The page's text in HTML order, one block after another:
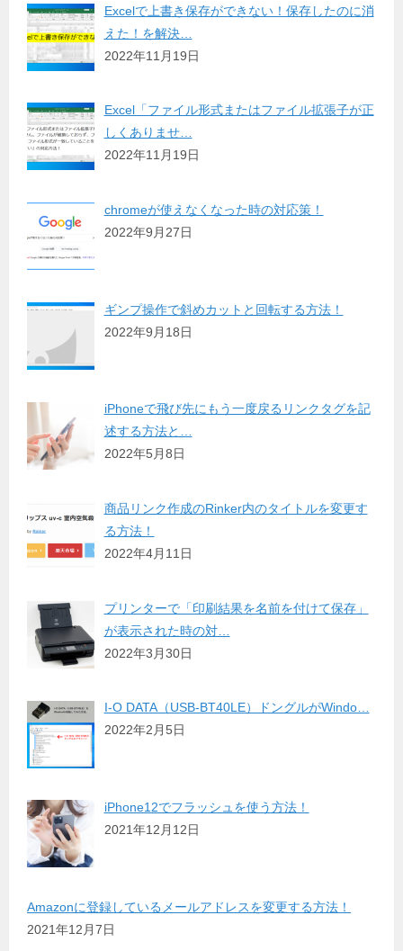
Excelで上書き保存ができない！保存したのに消
えた！を解決…
2022年11月19日
Excel「ファイル形式またはファイル拡張子が正
しくありませ…
2022年11月19日
chromeが使えなくなった時の対応策！
2022年9月27日
ギンプ操作で斜めカットと回転する方法！
2022年9月18日
iPhoneで飛び先にもう一度戻るリンクタグを記
述する方法と…
2022年5月8日
商品リンク作成のRinker内のタイトルを変更す
る方法！
2022年4月11日
プリンターで「印刷結果を名前を付けて保存」
が表示された時の対…
2022年3月30日
I-O DATA（USB-BT40LE）ドングルがWindo…
2022年2月5日
iPhone12でフラッシュを使う方法！
2021年12月12日
Amazonに登録しているメールアドレスを変更する方法！
2021年12月7日